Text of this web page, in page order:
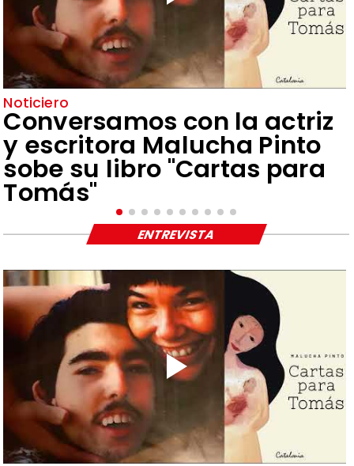
Noticiero
Conversamos con la actriz
y escritora Malucha Pinto
sobe su libro "Cartas para
Tomás"
ENTREVISTA